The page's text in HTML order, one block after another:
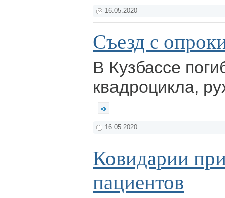
16.05.2020
Съезд с
В Кузбассе
квадроцикла,
16.05.2020
Ковидарии
пациентов